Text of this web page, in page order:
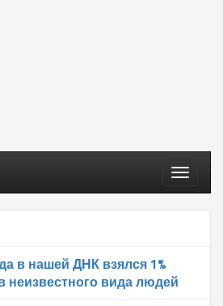
Toggle
в нашей ДНК взялся 1%
неизвестного вида людей